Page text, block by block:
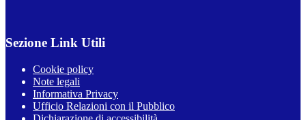
Sezione Link Utili
Cookie policy
Note legali
Informativa Privacy
Ufficio Relazioni con il Pubblico